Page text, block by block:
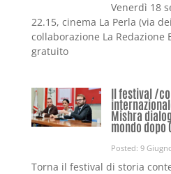
Venerdì 18
22.15, cinema La Perla (via
collaborazione La Redazione
gratuito
Il festival /
Mishra
mondo dopo
Posted: 9
Torna il festival di storia